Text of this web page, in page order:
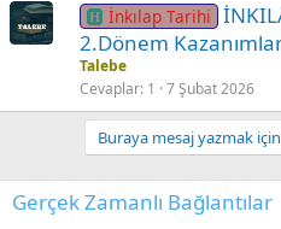
İnkılap Tarihi
2.Dönem
Talebe
Cevaplar 1 7 Şubat 2026
Buraya mesaj yazmak
Gerçek Zamanlı Bağlantılar